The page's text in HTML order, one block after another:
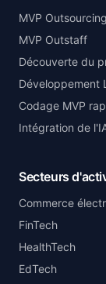
MVP Outsourcing
MVP Outstaff
Découverte du
Développement
Codage MVP
Intégration de
Secteurs
Commerce
FinTech
HealthTech
EdTech